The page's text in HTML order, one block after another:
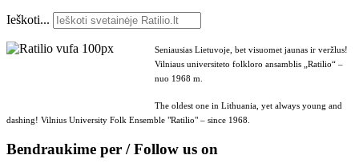
Ieškoti...
Seniausias Lietuvoje, bet visuomet jaunas ir veržlus!
Vilniaus universiteto folkloro ansamblis „Ratilio“ –
nuo 1968 m.
The oldest one in Lithuania, yet always young and
dashing! Vilnius University Folk Ensemble "Ratilio" – since 1968.
Bendraukime per / Follow us on